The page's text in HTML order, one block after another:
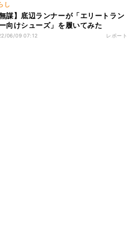
し
無謀】底辺ランナーが「エリートラン
向けシューズ」を履いてみた
06/09 07:12 レポート